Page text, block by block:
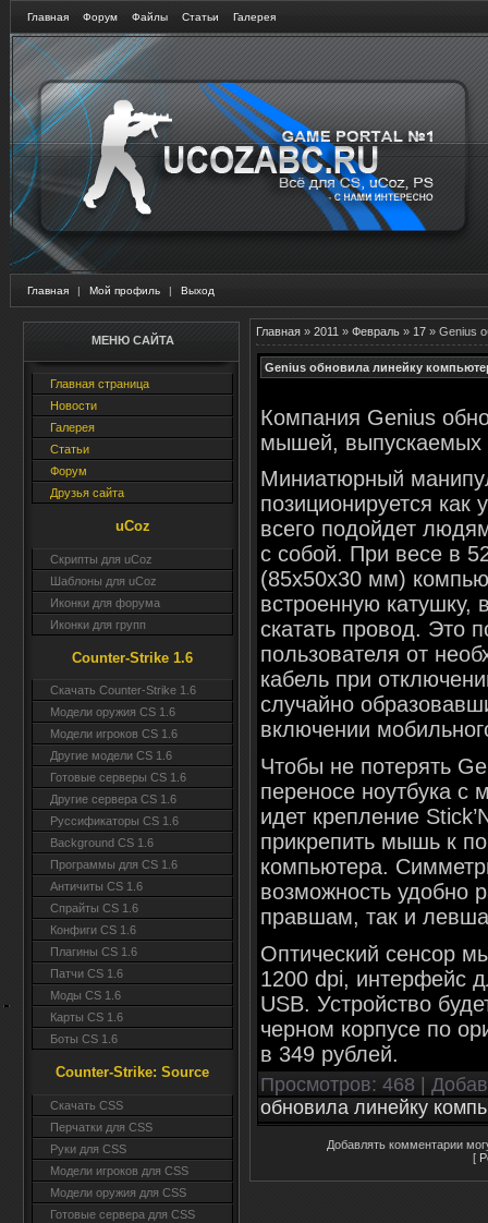
Главная Форум Файлы Статьи Галерея
Главная | Мой профиль | Выход
МЕНЮ САЙТА
Главная страница
Новости
Галерея
Статьи
Форум
Друзья сайта
uCoz
Скрипты для uCoz
Шаблоны для uCoz
Иконки для форума
Иконки для групп
Counter-Strike 1.6
Скачать Counter-Strike 1.6
Модели оружия CS 1.6
Модели игроков CS 1.6
Другие модели CS 1.6
Готовые серверы CS 1.6
Другие сервера CS 1.6
Руссификаторы CS 1.6
Background CS 1.6
Программы для CS 1.6
Античиты CS 1.6
Спрайты CS 1.6
Конфиги CS 1.6
Плагины CS 1.6
Патчи CS 1.6
Моды CS 1.6
Карты CS 1.6
Боты CS 1.6
Counter-Strike: Source
Cкачать CSS
Перчатки для CSS
Руки для CSS
Модели игроков для CSS
Модели оружия для CSS
Готовые сервера для CSS
Главная » 2011 » Февраль » 17 » Genius
Genius обновила линейку
Компания Genius
мышей, выпускаемых
Миниатюрный
позиционируется как
всего подойдет
с собой. При весе в
(85x50x30 мм)
встроенную катушку,
скатать провод. Это
пользователя от
кабель при
случайно
включении
Чтобы не потерять
переносе ноутбука с
идет крепление
прикрепить мышь к
компьютера.
возможность удобно
правшам, так и
Оптический сенсор
1200 dpi, интерфейс
USB. Устройство
черном корпусе по
в 349 рублей.
Просмотров: 468 |
обновила линейку
Добавлять комментарии
[